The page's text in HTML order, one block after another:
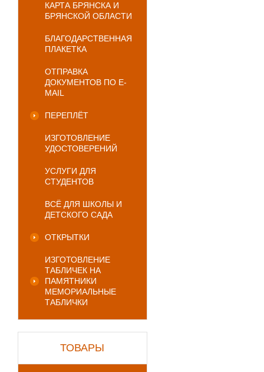
КАРТА БРЯНСКА И
БРЯНСКОЙ ОБЛАСТИ
БЛАГОДАРСТВЕННАЯ
ПЛАКЕТКА
ОТПРАВКА
ДОКУМЕНТОВ ПО E-
MAIL
ПЕРЕПЛЁТ
ИЗГОТОВЛЕНИЕ
УДОСТОВЕРЕНИЙ
УСЛУГИ ДЛЯ
СТУДЕНТОВ
ВСЁ ДЛЯ ШКОЛЫ И
ДЕТСКОГО САДА
ОТКРЫТКИ
ИЗГОТОВЛЕНИЕ
ТАБЛИЧЕК НА
ПАМЯТНИКИ
МЕМОРИАЛЬНЫЕ
ТАБЛИЧКИ
ТОВАРЫ